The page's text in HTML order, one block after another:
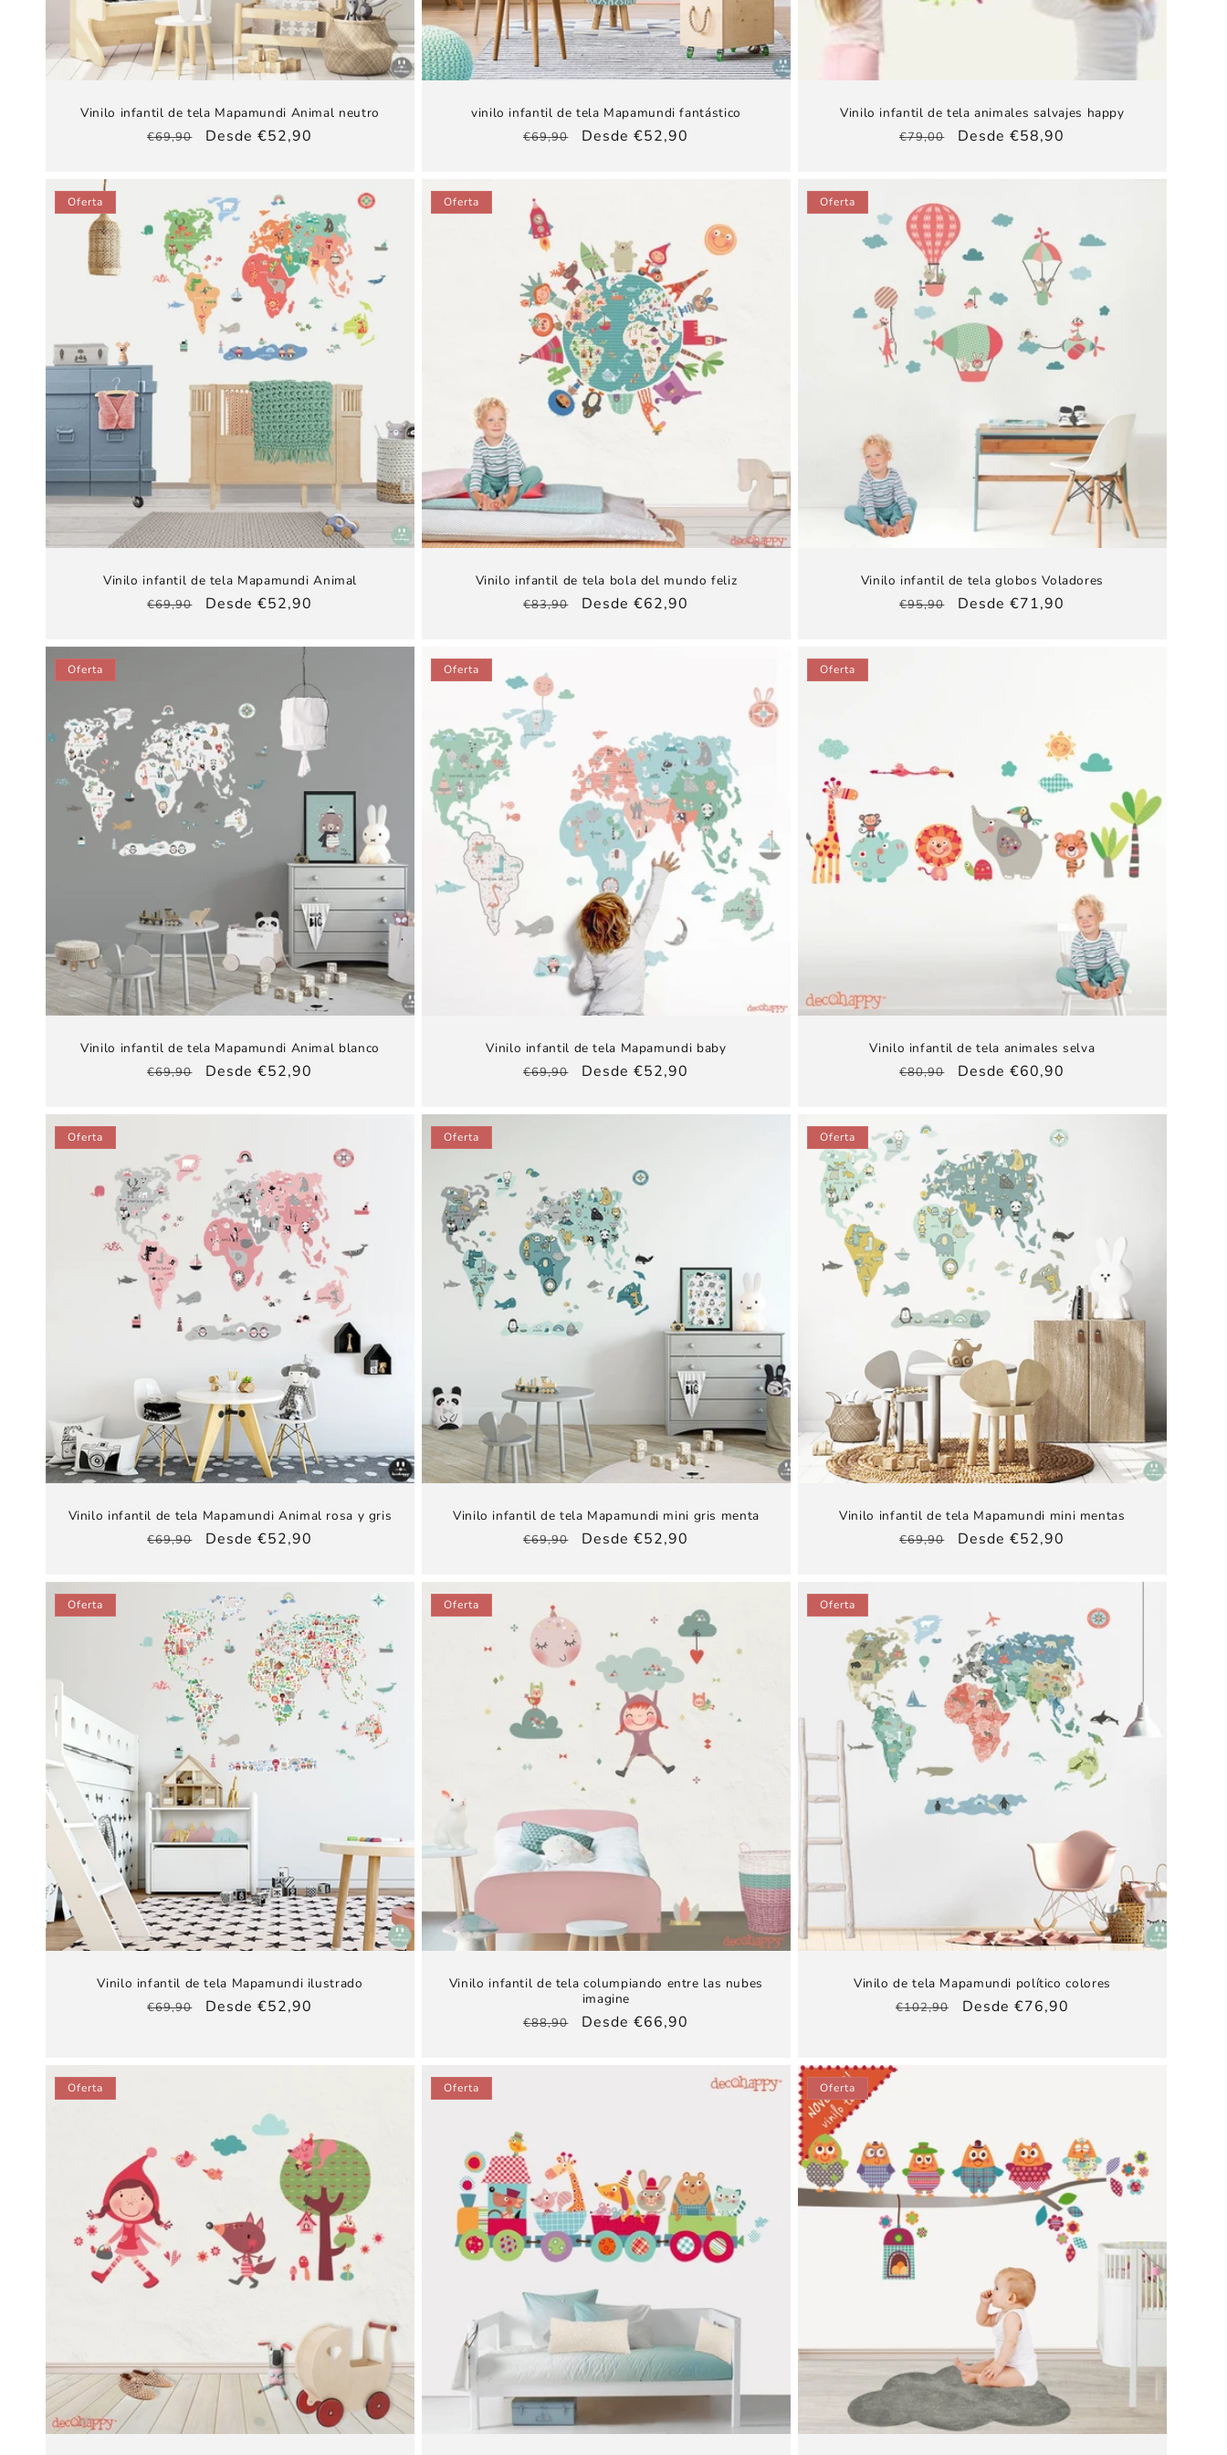
Vinilo infantil de tela Mapamundi Animal neutro
Precio
€69,90
Precio
Desde €52,90
vinilo infantil de tela Mapamundi fantástico
Precio
€69,90
Precio
Desde €52,90
Vinilo infantil de tela animales salvajes happy
Precio
€79,00
Precio
Desde €58,90
Oferta
Vinilo infantil de tela Mapamundi Animal
Precio
€69,90
Precio
oferta
Desde €52,90
Oferta
Vinilo infantil de tela bola del mundo feliz
Precio
€83,90
Precio
Desde €62,90
Oferta
Vinilo infantil de tela globos Voladores
Precio
€95,90
Precio
Desde €71,90
Oferta
Vinilo infantil de tela Mapamundi Animal blanco
Precio
€69,90
Precio
oferta
Desde €52,90
Oferta
Vinilo infantil de tela Mapamundi baby
Precio
€69,90
Precio
oferta
Desde €52,90
Oferta
Vinilo infantil de tela animales selva
Precio
€80,90
Precio
Desde €60,90
Oferta
Vinilo infantil de tela Mapamundi Animal rosa y gris
Precio
€69,90
Precio
oferta
Desde €52,90
Oferta
Vinilo infantil de tela Mapamundi mini gris menta
Precio
€69,90
Precio
oferta
Desde €52,90
Oferta
Vinilo infantil de tela Mapamundi mini mentas
Precio
€69,90
Precio
Desde €52,90
Oferta
Vinilo infantil de tela Mapamundi ilustrado
Precio
€69,90
Precio
Desde €52,90
Oferta
Vinilo infantil de tela columpiando entre las nubes
imagine
Precio
€88,90
Precio
Desde €66,90
Oferta
Vinilo de tela Mapamundi político colores
Precio
€102,90
Precio
Desde €76,90
Oferta Oferta Oferta